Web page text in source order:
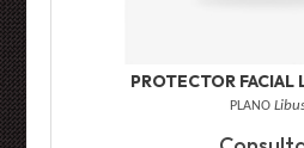
PROTECTOR FACIAL
PLANO